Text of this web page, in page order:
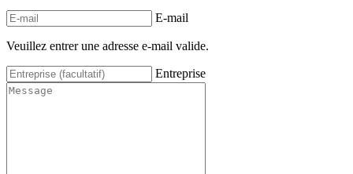
E-mail
Veuillez entrer une adresse e-mail valide.
Entreprise